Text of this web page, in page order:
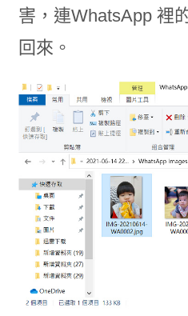
害，連WhatsApp 裡
回來。